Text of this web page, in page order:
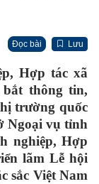
Đọc bài Lưu
Hợp tác xã
thông tin,
trường quốc
Ngoại vụ tỉnh
nghiệp, Hợp
lãm Lễ hội
sắc Việt Nam